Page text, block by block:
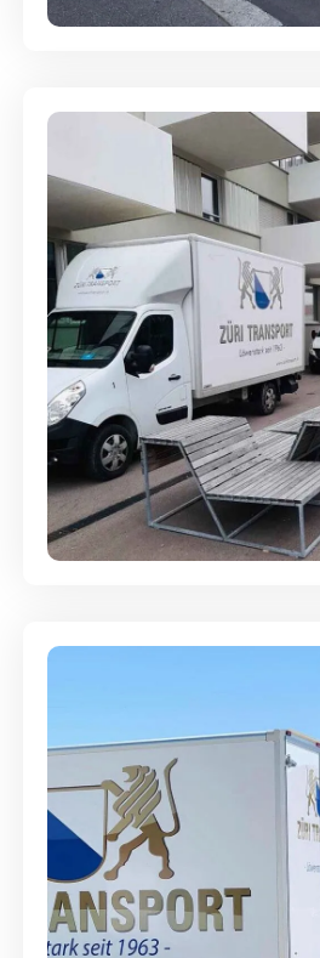
Umzugsreinigung - mit
Abgabegarantie